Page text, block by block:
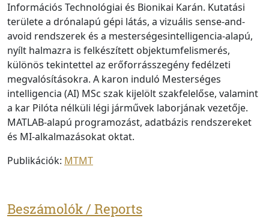
Információs Technológiai és Bionikai Karán. Kutatási
területe a drónalapú gépi látás, a vizuális sense-and-
avoid rendszerek és a mesterségesintelligencia-alapú,
nyílt halmazra is felkészített objektumfelismerés,
különös tekintettel az erőforrásszegény fedélzeti
megvalósításokra. A karon induló Mesterséges
intelligencia (AI) MSc szak kijelölt szakfelelőse, valamint
a kar Pilóta nélküli légi járművek laborjának vezetője.
MATLAB-alapú programozást, adatbázis rendszereket
és MI-alkalmazásokat oktat.
Publikációk: MTMT
Beszámolók / Reports